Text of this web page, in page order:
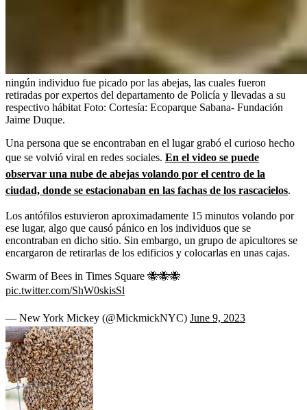
ningún individuo fue picado por las abejas, las cuales fueron
retiradas por expertos del departamento de Policía y llevadas a su
respectivo hábitat Foto: Cortesía: Ecoparque Sabana- Fundación
Jaime Duque.
Una persona que se encontraban en el lugar grabó el curioso hecho
que se volvió viral en redes sociales. En el video se puede
observar una nube de abejas volando por el centro de la
ciudad, donde se estacionaban en las fachas de los rascacielos.
Los antófilos estuvieron aproximadamente 15 minutos volando por
ese lugar, algo que causó pánico en los individuos que se
encontraban en dicho sitio. Sin embargo, un grupo de apicultores se
encargaron de retirarlas de los edificios y colocarlas en unas cajas.
Swarm of Bees in Times Square 🐝🐝🐝
pic.twitter.com/ShW0skisSl
— New York Mickey (@MickmickNYC) June 9, 2023